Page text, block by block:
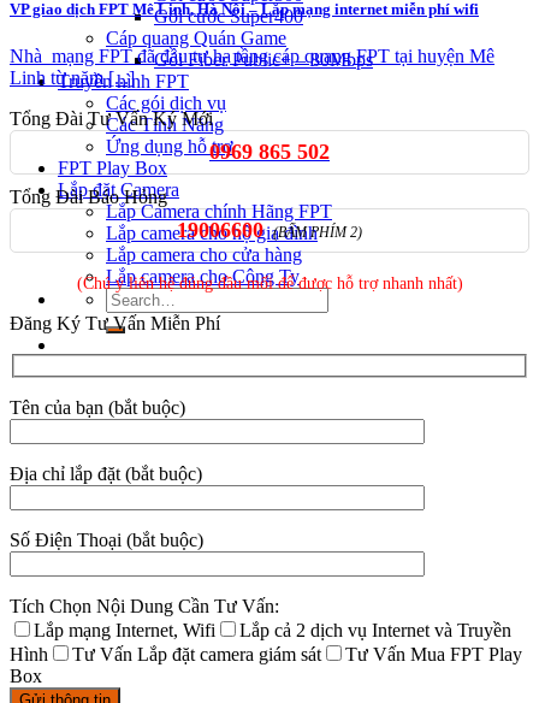
Gói cước Super400
Cáp quang Quán Game
Gói Fiber Public+ – 80Mbps
Truyền hình FPT
Các gói dịch vụ
Các Tính Năng
Ứng dụng hỗ trợ
FPT Play Box
Lắp đặt Camera
Lắp Camera chính Hãng FPT
Lắp camera cho hộ gia đình
Lắp camera cho cửa hàng
Lắp camera cho Công Ty
VP giao dịch FPT Mê Linh, Hà Nội – Lắp mạng internet miễn phí wifi
Nhà mạng FPT đã đầu tự hạ tầng cáp quang FPT tại huyện Mê
Linh từ năm [...]
Tổng Đài Tư Vấn Ký Mới
0969 865 502
Tổng Đài Báo Hỏng
19006600 (BẤM PHÍM 2)
(Chú ý liên hệ đúng đầu mối để được hỗ trợ nhanh nhất)
Đăng Ký Tư Vấn Miễn Phí
Tên của bạn (bắt buộc)
Địa chỉ lắp đặt (bắt buộc)
Số Điện Thoại (bắt buộc)
Tích Chọn Nội Dung Cần Tư Vấn:
Lắp mạng Internet, Wifi
Lắp cả 2 dịch vụ Internet và Truyền
Hình
Tư Vấn Lắp đặt camera giám sát
Tư Vấn Mua FPT Play
Box